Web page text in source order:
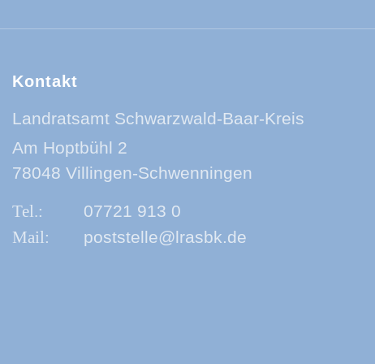
Kontakt
Landratsamt Schwarzwald-Baar-Kreis
Am Hoptbühl 2
78048 Villingen-Schwenningen
07721 913 0
poststelle@lrasbk.de